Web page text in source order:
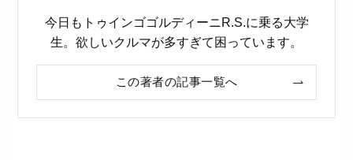
今日もトゥインゴゴルディーニR.S.に乗る大学
生。欲しいクルマが多すぎて困っています。
この著者の記事一覧へ